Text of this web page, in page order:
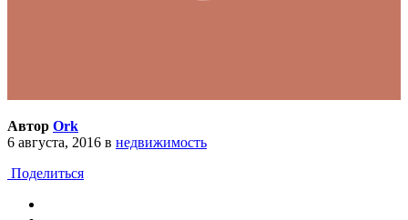
Автор Ork
6 августа, 2016 в недвижимость
Поделиться